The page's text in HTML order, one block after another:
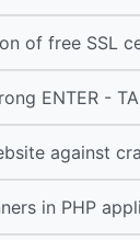
of free SSL
ENTER -
against
in PHP